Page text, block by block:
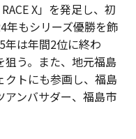
X」を発足し、初
年もシリーズ優勝を飾
年は年間2位に終わ
狙う。また、地元福島
クトにも参画し、福島
アンバサダー、福島市